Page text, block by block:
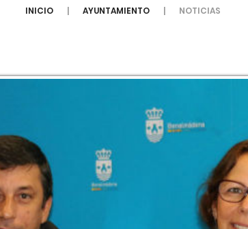
INICIO AYUNTAMIENTO NOTICIAS